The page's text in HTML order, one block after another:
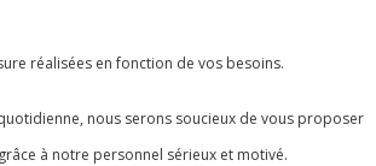
réalisées en fonction de vos besoins.
nous serons soucieux de vous proposer
à notre personnel sérieux et motivé.